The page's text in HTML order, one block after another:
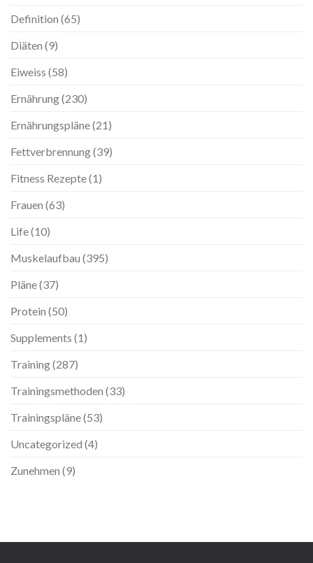
Definition (65)
Diäten (9)
Eiweiss (58)
Ernährung(230)
Ernährungspläne(21)
Fettverbrennung(39)
Fitness Rezepte(1)
Frauen (63)
Life(10)
Muskelaufbau (395)
Pläne(37)
Protein (50)
Supplements (1)
Training(287)
Trainingsmethoden (33)
Trainingspläne(53)
Uncategorized (4)
Zunehmen (9)